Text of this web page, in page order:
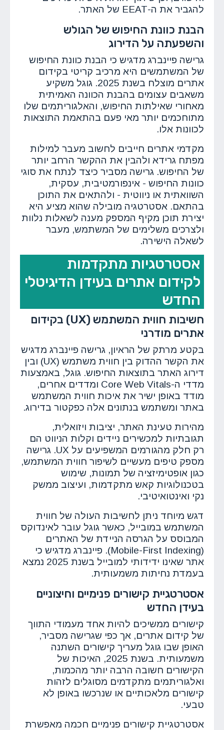
להגביר את ה-EEAT של האתר.
הבנת כוונת החיפוש של הגולש
והשפעתה על הדירוג
גרישה פיינברג מדגיש כי הבנת כוונת החיפוש
של המשתמשים היא מרכיב קריטי בקידום
אתרים מוצלח בשנת 2025. גוגל משקיע
משאבים עצומים בהבנת הכוונה האמיתית
מאחורי שאילתות החיפוש, והאלגוריתמים שלו
מתוחכמים יותר מאי פעם בהתאמת התוצאות
לכוונות אלו.
מקדמי אתרים חייבים לחשוב מעבר למילות
מפתח גרידא ולהבין את ההקשר הרחב יותר
של החיפוש. גרישה מסביר כיצד לנתח את סוגי
כוונות החיפוש - אינפורמטיבית, עסקית,
השוואתית או ניווטית - ולהתאים את התוכן
בהתאם. אסטרטגיה מובילה שהוא מציע היא
יצירת תוכן מקיף המספק מענה לשאלות נלוות
ולצרכים משלימים של המשתמש, מעבר
לשאלה הישירה.
אסטרטגיות מתקדמות
לקידום אתרים בעידן הדיגיטלי
החדש
חשיבות חווית המשתמש (UX) בקידום
אתרים מודרני
בקטע מרתק של הראיון, גרישה פיינברג מדגיש
את הקשר ההדוק בין חווית משתמש (UX) ובין
דירוג האתר בתוצאות החיפוש. גוגל, באמצעות
מדדי ה-Core Web Vitals ומדדים אחרים,
מודד באופן ישיר את איכות חווית המשתמש
באתר ומשתמש בנתונים אלה כפקטור בדירוג.
מהירות טעינת האתר, יציבות ויזואלית,
תגובתיות למכשירים ניידים וקלות הניווט הם
רק חלק מהגורמים המשפיעים על UX. גרישה
מספק טיפים מעשיים לשיפור חווית המשתמש,
כגון אופטימיזציה של תמונות, שימוש
בטכנולוגיות קאש מתקדמות, ועיצוב ממשק
נקי ואינטואיטיבי.
דגש מיוחד ניתן לחשיבות העולה של חווית
המשתמש במובייל, כאשר גוגל עובר לאינדוקס
המבוסס על הגרסה הניידת של האתרים
(Mobile-First Indexing). פיינברג מדגיש כי
אתר שאינו ידידותי למובייל בשנת 2025 נמצא
בעמדת נחיתות משמעותית.
אסטרטגיית קישורים פנימיים וחיצוניים
בעידן החדש
קישורים ממשיכים להיות אחד מעמודי התווך
של קידום אתרים, אך כפי שגרישה מסביר,
האופן שבו גוגל מעריך קישורים השתנה
משמעותית. בשנת 2025, האיכות של
הקישורים חשובה הרבה יותר מהכמות,
ואלגוריתמים מתקדמים מסוגלים לזהות
קישורים מלאכותיים או שנרכשו באופן לא
טבעי.
אסטרטגיית קישורים פנימיים חכמה מאפשרת